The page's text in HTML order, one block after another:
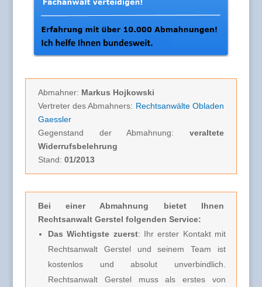
Abmahner: Markus Hojkowski
Vertreter des Abmahners: Rechtsanwälte Obladen
Gaessler
Gegenstand der Abmahnung: veraltete
Widerrufsbelehrung
Stand: 01/2013
Bei einer Abmahnung bietet Ihnen
Rechtsanwalt Gerstel folgenden Service:
Das Wichtigste zuerst: Ihr erster Kontakt mit
Rechtsanwalt Gerstel und seinem Team ist
kostenlos und absolut unverbindlich.
Rechtsanwalt Gerstel mussals erstes von